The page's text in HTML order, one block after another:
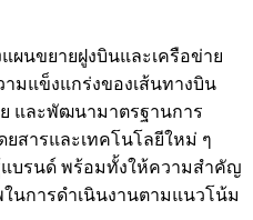
ผนขยายฝูงบินและเครือข่าย
ามแข็งแกร่งของเส้นทางบิน
ย และพัฒนามาตรฐานการ
สารและเทคโนโลยีใหม่ ๆ
แบรนด์ พร้อมทั้งให้ความสำคัญ
นการดำเนินงานตามแนวโน้ม